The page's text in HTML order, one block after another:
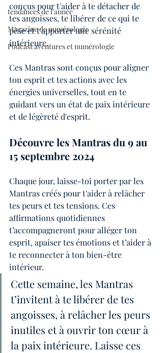
tendances de l'année
Magazine de numérologie
Podcast aventures et numérologie
conçus pour t'aider à te détacher de
tes angoisses, te libérer de ce qui te
pèse et t'apporter une sérénité
intérieure.
Ces Mantras sont conçus pour aligner
ton esprit et tes actions avec les
énergies universelles, tout en te
guidant vers un état de paix intérieure
et de légèreté d'esprit.
Découvre les Mantras du 9 au
15 septembre 2024
Chaque jour, laisse-toi porter par les
Mantras créés pour t'aider à relâcher
tes peurs et tes tensions. Ces
affirmations quotidiennes
t’accompagneront pour alléger ton
esprit, apaiser tes émotions et t’aider à
te reconnecter à ton bien-être
intérieur.
Cette semaine, les Mantras
t’invitent à te libérer de tes
angoisses, à relâcher les peurs
inutiles et à ouvrir ton cœur à
la paix intérieure. Laisse ces